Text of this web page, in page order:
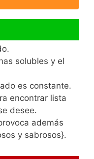
solubles y el
es constante.
encontrar lista
desee.
además
y sabrosos}.